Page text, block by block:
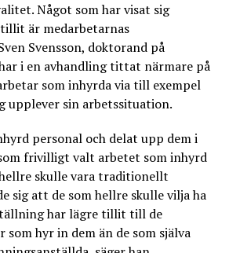
Något som har visat sig
är medarbetarnas
Svensson, doktorand på
i en avhandling tittat närmare på
som inhyrda via till exempel
upplever sin arbetssituation.
personal och delat upp dem i
frivilligt valt arbetet som inhyrd
skulle vara traditionellt
sig att de som hellre skulle vilja ha
har lägre tillit till de
hyr in dem än de som själva